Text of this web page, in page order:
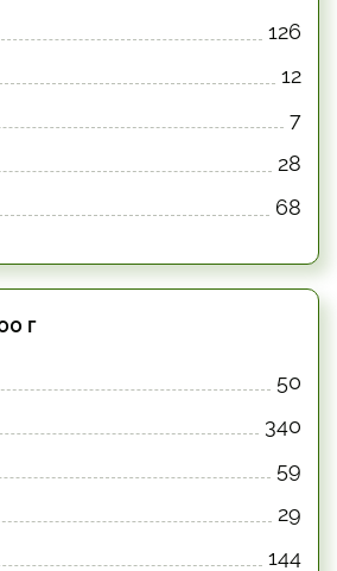
126
12
7
28
68
г
50
340
59
29
144